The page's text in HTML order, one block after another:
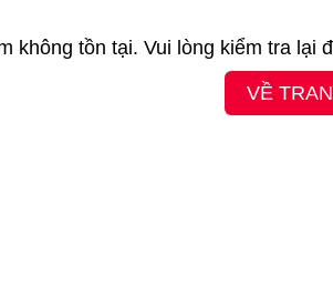
không tồn tại. Vui lòng kiểm tra lại
VỀ